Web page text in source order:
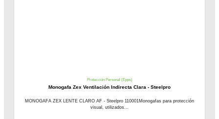
Protección Personal (Epps)
Monogafa Zex Ventilación Indirecta Clara - Steelpro
MONOGAFA ZEX LENTE CLARO AF - Steelpro 110001Monogafas para protección
visual, utilizados...